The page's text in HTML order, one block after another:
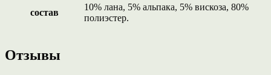
состав
10% лана, 5% альпака, 5% вискоза, 80%
полиэстер.
Отзывы